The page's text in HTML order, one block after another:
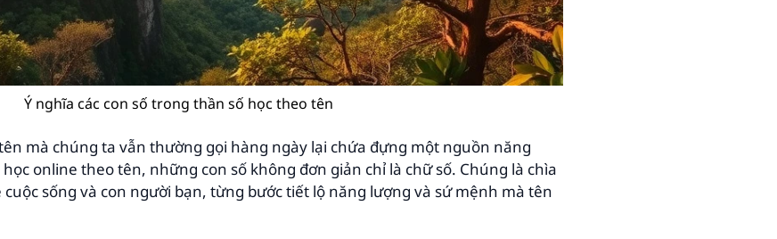
Ý nghĩa các con số trong thần số học theo tên
mà chúng ta vẫn thường gọi hàng ngày lại chứa đựng một nguồn năng
online theo tên, những con số không đơn giản chỉ là chữ số. Chúng là chìa
sống và con người bạn, từng bước tiết lộ năng lượng và sứ mệnh mà tên